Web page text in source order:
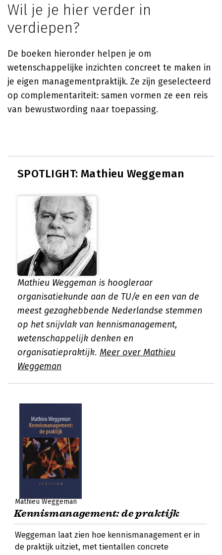
Wil je je hier verder in
verdiepen?
De boeken hieronder helpen je om
wetenschappelijke inzichten concreet te maken in
je eigen managementpraktijk. Ze zijn geselecteerd
op complementariteit: samen vormen ze een reis
van bewustwording naar toepassing.
SPOTLIGHT: Mathieu Weggeman
Mathieu Weggeman is hoogleraar
organisatiekunde aan de TU/e en een van de
meest gezaghebbende Nederlandse stemmen
op het snijvlak van kennismanagement,
wetenschappelijk denken en
organisatiepraktijk. Meer over Mathieu
Weggeman
Mathieu Weggeman
Kennismanagement: de praktijk
Weggeman laat zien hoe kennismanagement er in
de praktijk uitziet, met tientallen concrete